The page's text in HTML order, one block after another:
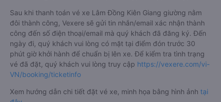
Sau khi thanh toán vé xe Lâm Đồng Kiên Giang giường nằm
đôi thành công, Vexere sẽ gửi tin nhắn/email xác nhận thành
công đến số điện thoại/email mà quý khách đã đăng ký. Đến
ngày đi, quý khách vui lòng có mặt tại điểm đón trước 30
phút giờ khởi hành để chuẩn bị lên xe. Để kiểm tra tình trạng
vé đã đặt, quý khách vui lòng truy cập https://vexere.com/vi-
VN/booking/ticketinfo
Xem hướng dẫn chi tiết đặt vé xe, minh họa bằng hình ảnh tại